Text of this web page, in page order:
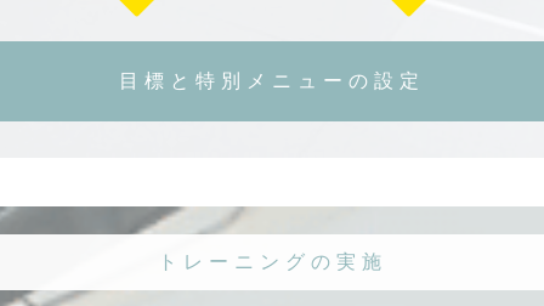
目標と特別メニューの設定
トレーニングの実施